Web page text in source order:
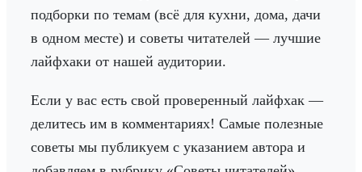
подборки по темам (всё для кухни, дома, дачи
в одном месте) и советы читателей — лучшие
лайфхаки от нашей аудитории.
Если у вас есть свой проверенный лайфхак —
делитесь им в комментариях! Самые полезные
советы мы публикуем с указанием автора и